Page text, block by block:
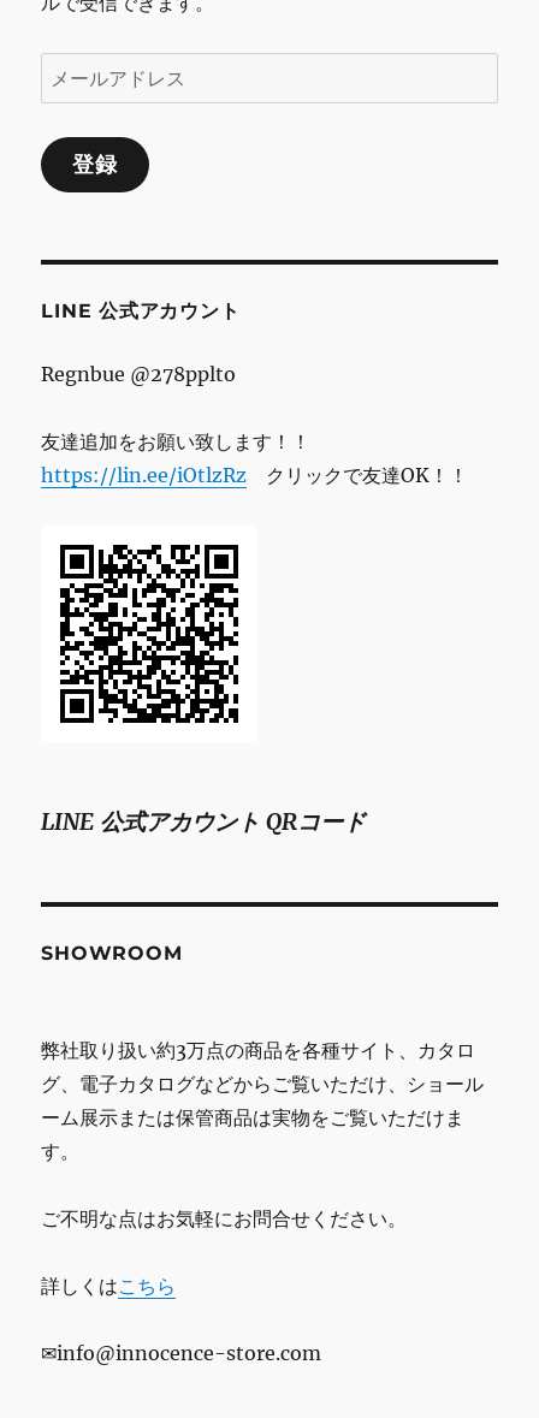
ジ
送
り
ー
ル
ア
ス
登録
LINE 公式アカウント
Regnbue @278pplto
友達追加をお願い致します！！
https://lin.ee/iOtlzRz クリックで友達OK！！
LINE 公式アカウント QRコード
SHOWROOM
弊社取り扱い約3万点の商品を各種サイト、カタロ
グ、電子カタログなどからご覧いただけ、ショール
ーム展示または保管商品は実物をご覧いただけま
す。
ご不明な点はお気軽にお問合せください。
詳しくはこちら
✉info@innocence-store.com